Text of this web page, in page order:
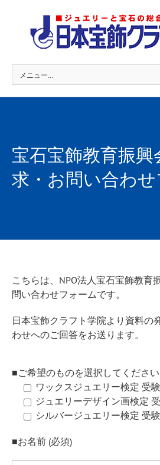
メニュー...
宝石宝飾教育振興
求・お問い合わ
こちらは、NPO法人宝石宝飾教育
問い合わせフォームです。
日本宝飾クラフト学院より資料の
わせへのご回答をお送ります。
■ご希望のものを選択してください
ワックスジュエリー検定 受
ジュエリーデザイン画検定
シルバージュエリー検定 受
■お名前 (必須)